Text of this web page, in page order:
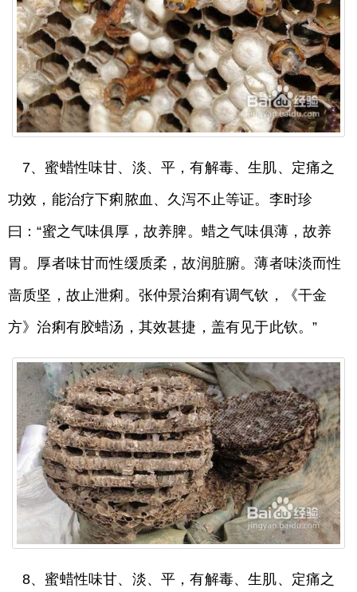
7、蜜蜡性味甘、淡、平，有解毒、生肌、定痛之
功效，能治疗下痢脓血、久泻不止等证。李时珍
曰：“蜜之气味俱厚，故养脾。蜡之气味俱薄，故养
胃。厚者味甘而性缓质柔，故润脏腑。薄者味淡而性
啬质坚，故止泄痢。张仲景治痢有调气钦，《干金
方》治痢有胶蜡汤，其效甚捷，盖有见于此钦。”
8、蜜蜡性味甘、淡、平，有解毒、生肌、定痛之